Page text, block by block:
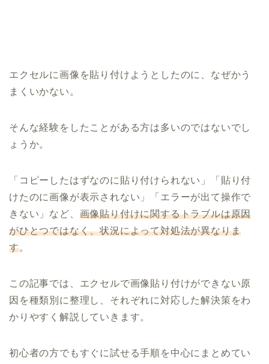
エクセルに画像を貼り付けようとしたのに、なぜかう
まくいかない。
そんな経験をしたことがある方は多いのではないでし
ょうか。
「コピーしたはずなのに貼り付けられない」「貼り付
けたのに画像が表示されない」「エラーが出て操作で
きない」など、 画像貼り付けに関するトラブルは原因
がひとつではなく、状況によって対処法が異なりま
す。
この記事では、エクセルで画像貼り付けができない原
因を種類別に整理し、それぞれに対応した解決策をわ
かりやすく解説していきます。
初心者の方でもすぐに試せる手順を中心にまとめてい